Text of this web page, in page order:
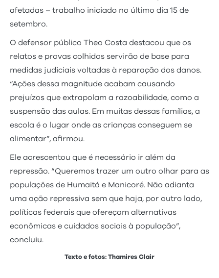
afetadas – trabalho iniciado no último dia 15 de
setembro.
O defensor público Theo Costa destacou que os
relatos e provas colhidos servirão de base para
medidas judiciais voltadas à reparação dos danos.
“Ações dessa magnitude acabam causando
prejuízos que extrapolam a razoabilidade, como a
suspensão das aulas. Em muitas dessas famílias, a
escola é o lugar onde as crianças conseguem se
alimentar”, afirmou.
Ele acrescentou que é necessário ir além da
repressão. “Queremos trazer um outro olhar para as
populações de Humaitá e Manicoré. Não adianta
uma ação repressiva sem que haja, por outro lado,
políticas federais que ofereçam alternativas
econômicas e cuidados sociais à população”,
concluiu.
Texto e fotos: Thamires Clair